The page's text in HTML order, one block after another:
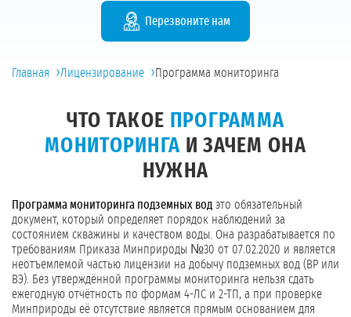
Перезвоните нам
Главная ›Лицензирование ›Программа мониторинга
ЧТО ТАКОЕ ПРОГРАММА
МОНИТОРИНГА И ЗАЧЕМ ОНА
НУЖНА
Программа мониторинга подземных вод это обязательный
документ, который определяет порядок наблюдений за
состоянием скважины и качеством воды. Она разрабатывается по
требованиям Приказа Минприроды №30 от 07.02.2020 и является
неотъемлемой частью лицензии на добычу подземных вод (ВР или
ВЭ). Без утверждённой программы мониторинга нельзя сдать
ежегодную отчётность по формам 4-ЛС и 2-ТП, а при проверке
Минприроды её отсутствие является прямым основанием для